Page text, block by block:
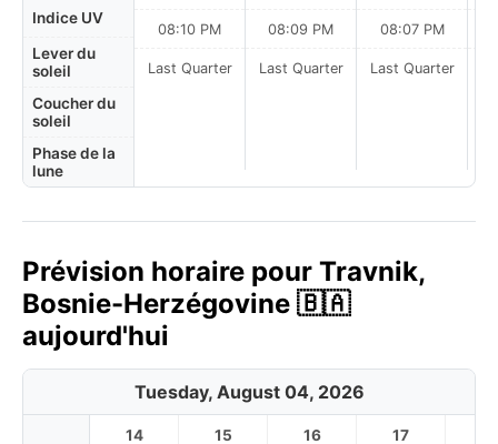
Indice UV
Lever du
soleil
Coucher du
soleil
Phase de la
lune
08:10 PM
Last Quarter
08:09 PM
Last Quarter
08:07 PM
Last Quarter
Prévision horaire pour Travnik,
Bosnie-Herzégovine 🇧🇦
aujourd'hui
Tuesday, August 04, 2026
14 15 16 17